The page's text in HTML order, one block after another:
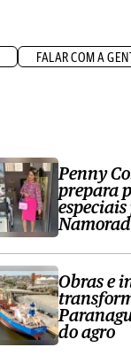
FALAR COM A
Penny
prepara
Obras e
do agro